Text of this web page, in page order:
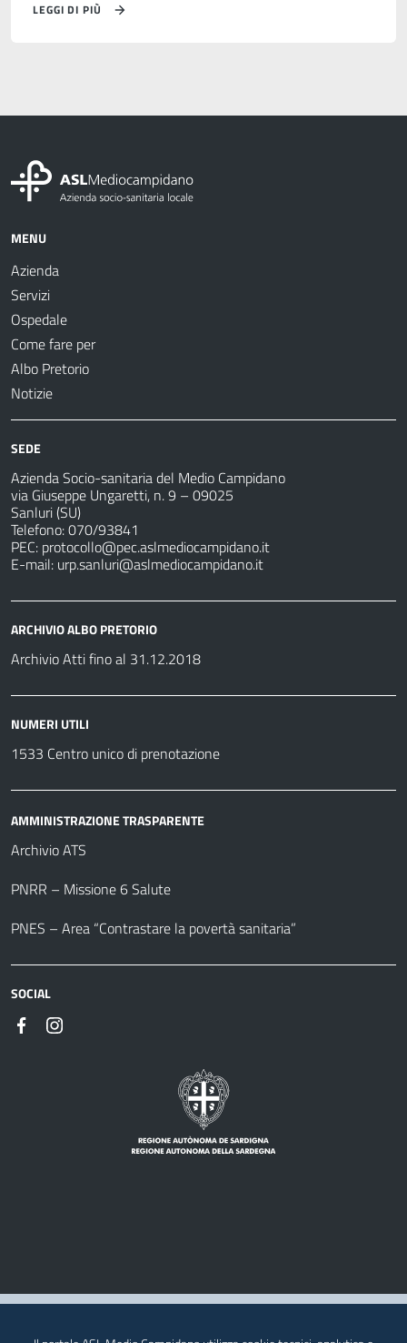
LEGGI DI PIÙ
MENU
Azienda
Servizi
Ospedale
Come fare per
Albo Pretorio
Notizie
SEDE
Azienda Socio-sanitaria del Medio Campidano
via Giuseppe Ungaretti, n. 9 – 09025
Sanluri (SU)
Telefono: 070/93841
PEC: protocollo@pec.aslmediocampidano.it
E-mail: urp.sanluri@aslmediocampidano.it
ARCHIVIO ALBO PRETORIO
Archivio Atti fino al 31.12.2018
NUMERI UTILI
1533 Centro unico di prenotazione
AMMINISTRAZIONE TRASPARENTE
Archivio ATS
PNRR – Missione 6 Salute
PNES – Area “Contrastare la povertà sanitaria”
SOCIAL